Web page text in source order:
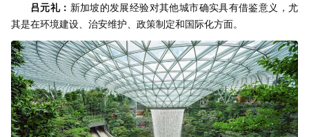
吕元礼： 新加坡的发展经验对其他城市确实具有借鉴意义，尤
其是在环境建设、治安维护、政策制定和国际化方面。